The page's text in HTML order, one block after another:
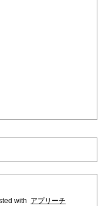
with アプリーチ